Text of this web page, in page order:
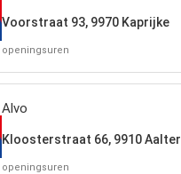
Voorstraat 93, 9970 Kaprijke
openingsuren
Alvo
Kloosterstraat 66, 9910 Aalter
openingsuren